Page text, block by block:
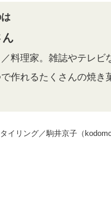
ん
料理家。雑誌やテレ
で作れるたくさんの焼き
リング／駒井京子（